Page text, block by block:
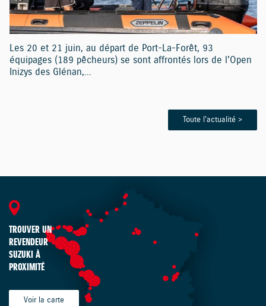
Les 20 et 21 juin, au départ de Port-La-Forêt, 93
équipages (189 pêcheurs) se sont affrontés lors de l'Open
Inizys des Glénan,...
Toute l'actualité >
TROUVER UN
REVENDEUR
SUZUKI À
PROXIMITÉ
Voir la carte